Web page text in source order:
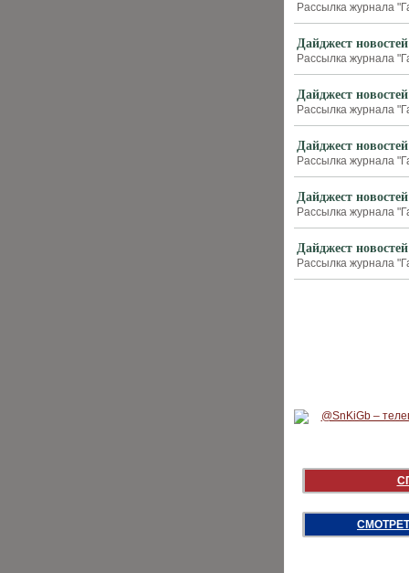
Рассылка журнала
Дайджест
Рассылка журнала
Дайджест
Рассылка журнала
Дайджест
Рассылка журнала
Дайджест
Рассылка журнала
Дайджест
Рассылка журнала